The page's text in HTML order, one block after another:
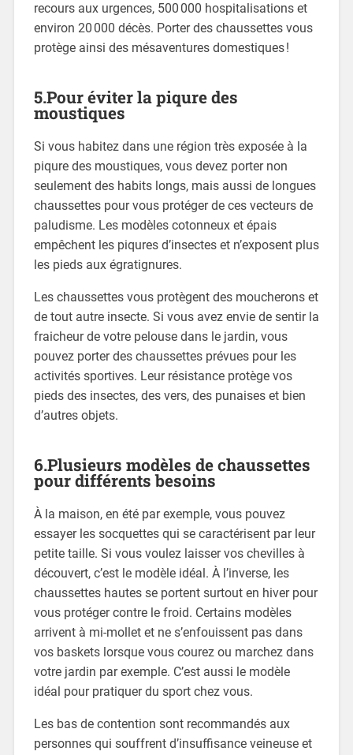
recours aux urgences, 500 000 hospitalisations et
environ 20 000 décès. Porter des chaussettes vous
protège ainsi des mésaventures domestiques !
5.Pour éviter la piqure des
moustiques
Si vous habitez dans une région très exposée à la
piqure des moustiques, vous devez porter non
seulement des habits longs, mais aussi de longues
chaussettes pour vous protéger de ces vecteurs de
paludisme. Les modèles cotonneux et épais
empêchent les piqures d’insectes et n’exposent plus
les pieds aux égratignures.
Les chaussettes vous protègent des moucherons et
de tout autre insecte. Si vous avez envie de sentir la
fraicheur de votre pelouse dans le jardin, vous
pouvez porter des chaussettes prévues pour les
activités sportives. Leur résistance protège vos
pieds des insectes, des vers, des punaises et bien
d’autres objets.
6.Plusieurs modèles de chaussettes
pour différents besoins
À la maison, en été par exemple, vous pouvez
essayer les socquettes qui se caractérisent par leur
petite taille. Si vous voulez laisser vos chevilles à
découvert, c’est le modèle idéal. À l’inverse, les
chaussettes hautes se portent surtout en hiver pour
vous protéger contre le froid. Certains modèles
arrivent à mi-mollet et ne s’enfouissent pas dans
vos baskets lorsque vous courez ou marchez dans
votre jardin par exemple. C’est aussi le modèle
idéal pour pratiquer du sport chez vous.
Les bas de contention sont recommandés aux
personnes qui souffrent d’insuffisance veineuse et